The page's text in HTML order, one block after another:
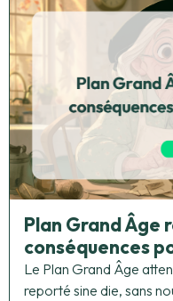
Plan Grand Âge
conséquences
Le Plan Grand Âge
reporté sine die, sans